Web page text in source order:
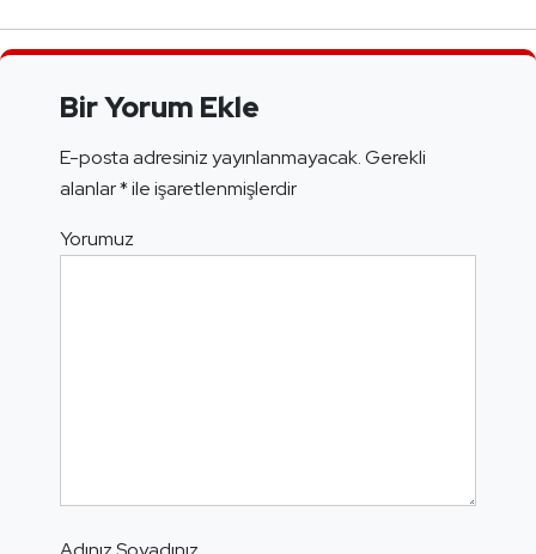
Bir Yorum Ekle
E-posta adresiniz yayınlanmayacak.Gerekli
alanlar*ile işaretlenmişlerdir
Yorumuz